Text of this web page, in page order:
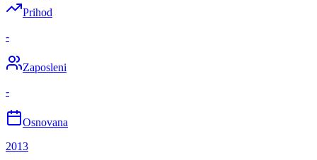
Prihod
-
Zaposleni
-
Osnovana
2013